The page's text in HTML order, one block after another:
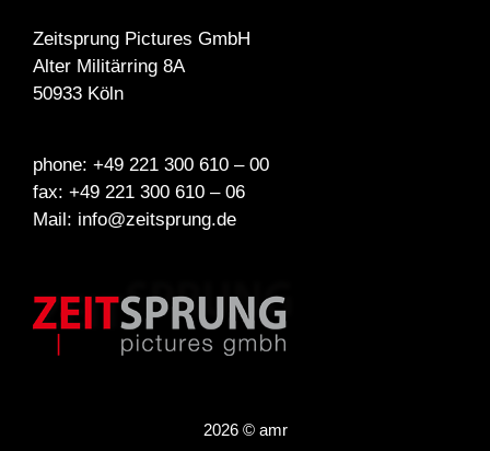
Zeitsprung Pictures GmbH
Alter Militärring 8A
50933 Köln
phone: +49 221 300 610 – 00
fax: +49 221 300 610 – 06
Mail: info@zeitsprung.de
2026 © amr